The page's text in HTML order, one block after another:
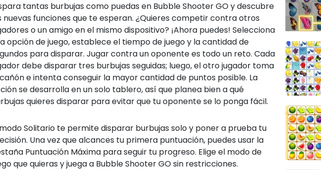
tantas burbujas como puedas en Bubble Shooter GO y descubre
nuevas funciones que te esperan. ¿Quieres competir contra otros
o un amigo en el mismo dispositivo? ¡Ahora puedes! Selecciona
opción de juego, establece el tiempo de juego y la cantidad de
para disparar. Jugar contra un oponente es todo un reto. Cada
debe disparar tres burbujas seguidas; luego, el otro jugador toma
e intenta conseguir la mayor cantidad de puntos posible. La
se desarrolla en un solo tablero, así que planea bien a qué
quieres disparar para evitar que tu oponente se lo ponga fácil.
Solitario te permite disparar burbujas solo y poner a prueba tu
Una vez que alcances tu primera puntuación, puedes usar la
Puntuación Máxima para seguir tu progreso. Elige el modo de
que quieras y juega a Bubble Shooter GO sin restricciones.